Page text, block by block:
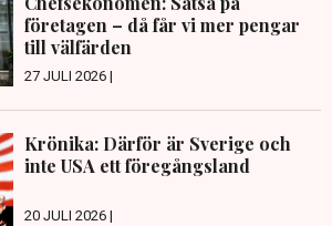
företagen – då får vi mer pengar
till välfärden
27 JULI 2026 |
Krönika: Därför är Sverige och
inte USA ett föregångsland
20 JULI 2026 |